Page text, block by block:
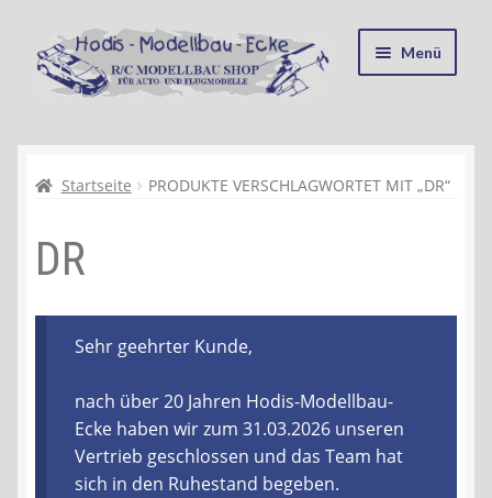
Zur
Navigation
springen
Zum
Inhalt
springen
Menü
Kasse
Mein Konto
Shop
Warenkorb
Ablauf einer Bestellung
Startseite PRODUKTE VERSCHLAGWORTET MIT „DR“
DR
Sehr geehrter Kunde,
nach über 20 Jahren Hodis-Modellbau-
Ecke haben wir zum 31.03.2026 unseren
Vertrieb geschlossen und das Team hat
sich in den Ruhestand begeben.